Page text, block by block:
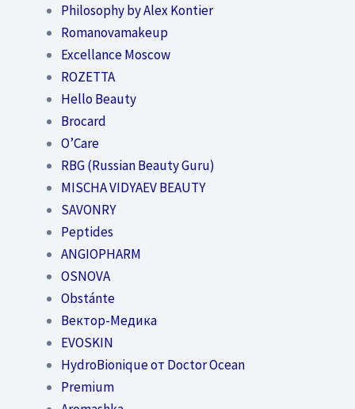
Philosophy by Alex Kontier
Romanovamakeup
Excellance Moscow
ROZETTA
Hello Beauty
Brocard
O’Care
RBG (Russian Beauty Guru)
MISCHA VIDYAEV BEAUTY
SAVONRY
Peptides
ANGIOPHARM
OSNOVA
Obstánte
Вектор-Медика
EVOSKIN
HydroBionique от Doctor Ocean
Premium